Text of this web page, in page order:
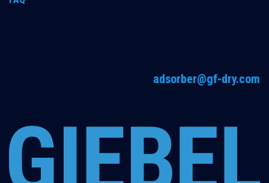
adsorber@gf-dry.com